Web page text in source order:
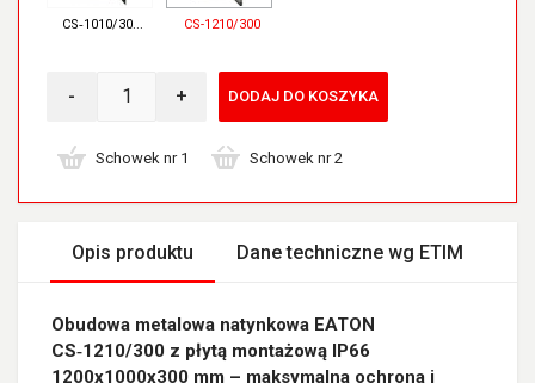
CS‑1010/30... CS-1210/300
- + DODAJ DO KOSZYKA
Schowek nr 1 Schowek nr 2
Opis produktu Dane techniczne wg ETIM
Obudowa metalowa natynkowa EATON
CS‑1210/300 z płytą montażową IP66
1200x1000x300 mm – maksymalna ochrona i